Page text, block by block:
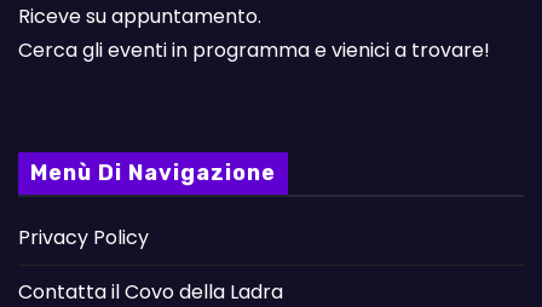
Riceve su appuntamento.
Cerca gli eventi in programma e vienici a trovare!
Menù Di Navigazione
Privacy Policy
Contatta il Covo della Ladra